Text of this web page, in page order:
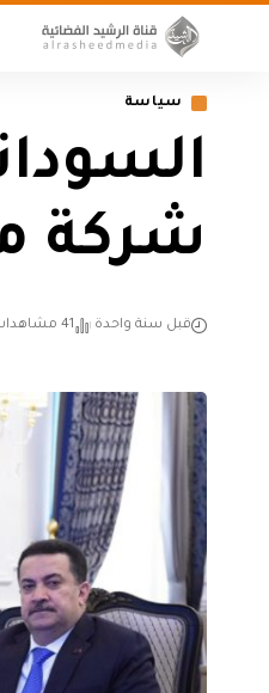
سياسة
شركة
قبل سنة واحدة 41 مشاهدات